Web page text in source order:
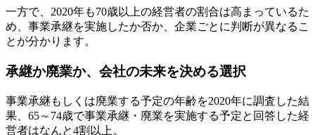
一方で、2020年も70歳以上の経営者の割合は高まっているた
め、事業承継を実施したか否か、企業ごとに判断が異なるこ
とが分かります。
承継か廃業か、会社の未来を決める選択
事業承継もしくは廃業する予定の年齢を2020年に調査した結
果、65～74歳で事業承継・廃業を実施する予定と回答した経
営者はなんと4割以上。